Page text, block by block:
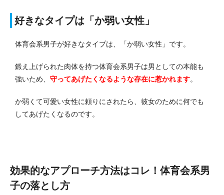
好きなタイプは「か弱い女性」
体育会系男子が好きなタイプは、「か弱い女性」です。
鍛え上げられた肉体を持つ体育会系男子は男としての本能も
強いため、 守ってあげたくなるような存在に惹かれます。
か弱くて可愛い女性に頼りにされたら、彼女のために何でも
してあげたくなるのです。
効果的なアプローチ方法はコレ！体育会系男
子の落とし方